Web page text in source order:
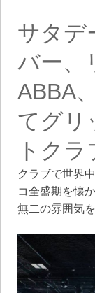
サタデ
バー、
ABBA
てグリ
トクラ
クラブで世界
コ全盛期を懐
無二の雰囲気